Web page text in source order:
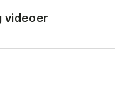
videoer